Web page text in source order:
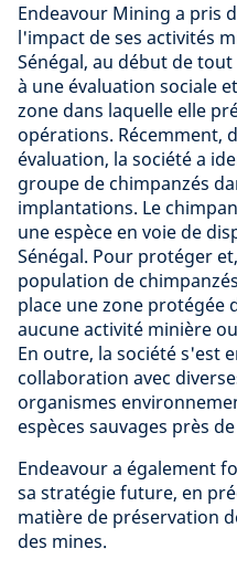
Endeavour Mining a pris
l'impact de ses activités
Sénégal, au début de
à une évaluation sociale
zone dans laquelle elle
opérations. Récemment,
évaluation, la société a
groupe de chimpanzés
implantations. Le
une espèce en voie de
Sénégal. Pour protéger
population de
place une zone protégée
aucune activité minière
En outre, la société s'est
collaboration avec
organismes
espèces sauvages près
Endeavour a également
sa stratégie future, en
matière de préservation
des mines.